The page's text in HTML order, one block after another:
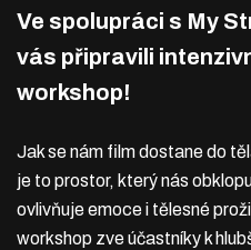
Ve spolupráci s My
vás připravili
workshop!
Jak se nám film dostane do
je to prostor, který nás
ovlivňuje emoce i tělesné
workshop zve účastníky k